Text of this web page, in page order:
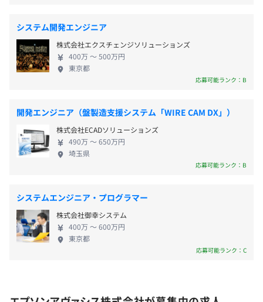
会社の定める場所（当社関連会社等へ出向となる場合があ
る）
受動喫煙防止措置に関する事項
従業員に対する受動喫煙対策：敷地内すべて禁煙
・有給休暇：10日（※初年度は、10日間付与）
・慶弔休暇
・産前・産後休暇
・育児休暇
など
・時間外勤務手当
・通勤手当
・扶養手当
・リモートワーク手当
システム開発エンジニア
株式会社エクスチェンジソリューションズ
400万 〜 500万円
東京都
応募可能ランク：B
開発エンジニア（盤製造支援システム「WIRE CAM DX」）
株式会社ECADソリューションズ
490万 〜 650万円
埼玉県
応募可能ランク：B
システムエンジニア・プログラマー
株式会社御幸システム
400万 〜 600万円
東京都
応募可能ランク：C